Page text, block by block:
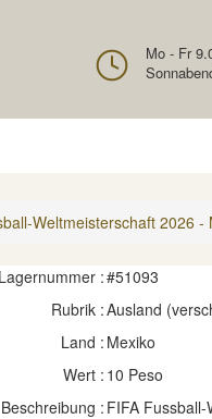
Mo - Fr
Weltmeisterschaft 2026 -
Lagernummer :#51093
Rubrik :Ausland
Land : Mexiko
Wert : 10 Peso
Beschreibung : FIFA